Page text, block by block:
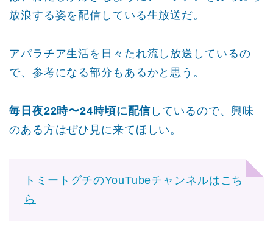
放浪する姿を配信している生放送だ。
アパラチア生活を日々たれ流し放送しているの
で、参考になる部分もあるかと思う。
毎日夜22時〜24時頃に配信 しているので、興味
のある方はぜひ見に来てほしい。
トミートグチのYouTubeチャンネルはこち
ら